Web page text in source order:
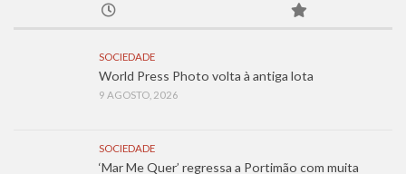
SOCIEDADE
World Press Photo volta à antiga lota
9 AGOSTO, 2026
SOCIEDADE
‘Mar Me Quer’ regressa a Portimão com muita